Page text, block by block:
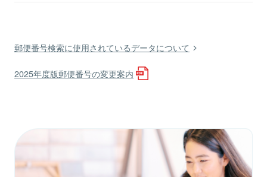
郵便番号検索に使用されているデータについて
2025年度版郵便番号の変更案内